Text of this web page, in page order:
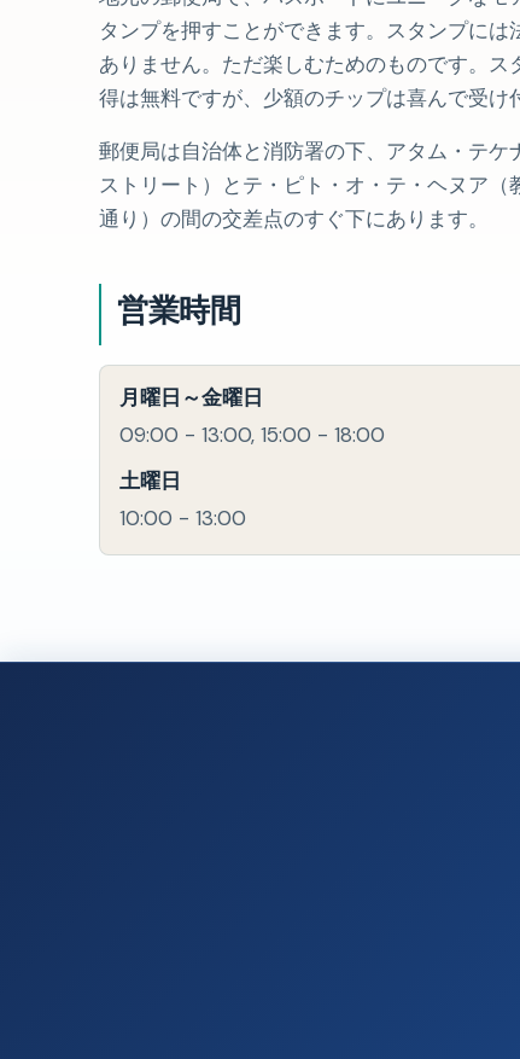
タンプを押すことができます。スタンプには
ありません。ただ楽しむためのものです。ス
得は無料ですが、少額のチップは喜んで受け
郵便局は自治体と消防署の下、アタム・テケ
ストリート）とテ・ピト・オ・テ・ヘヌア（
通り）の間の交差点のすぐ下にあります。
営業時間
月曜日～金曜日
09:00 - 13:00, 15:00 - 18:00
土曜日
10:00 - 13:00